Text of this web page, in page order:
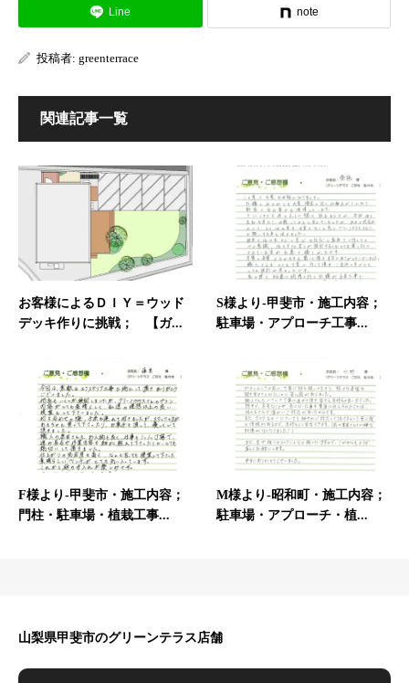
Line note
投稿者: greenterrace
関連記事一覧
お客様によるＤＩＹ＝ウッド
デッキ作りに挑戦； 【ガ...
S様より-甲斐市・施工内容；
駐車場・アプローチ工事...
F様より-甲斐市・施工内容；
門柱・駐車場・植栽工事...
M様より-昭和町・施工内容；
駐車場・アプローチ・植...
山梨県甲斐市のグリーンテラス店舗